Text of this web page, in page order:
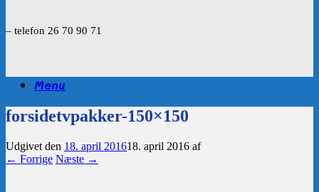
– telefon 26 70 90 71
Menu
forsidetvpakker-150×150
Udgivet den 18. april 201618. april 2016 af
← Forrige Næste →